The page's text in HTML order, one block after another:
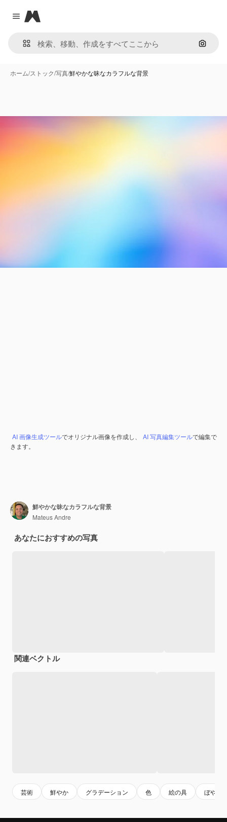
Close menu
Magnific
画像で
ホーム/ストック/写真/鮮やかな昧なカラフルな背景
AI 画像生成ツールでオリジナル画像を作成し、 AI 写真編集ツールで編集で
きます。
鮮やかな昧なカラフルな背景
Mateus Andre
あなたにおすすめの写真
関連ベクトル
芸術 鮮やか グラデーション 色 絵の具 ぼやけ